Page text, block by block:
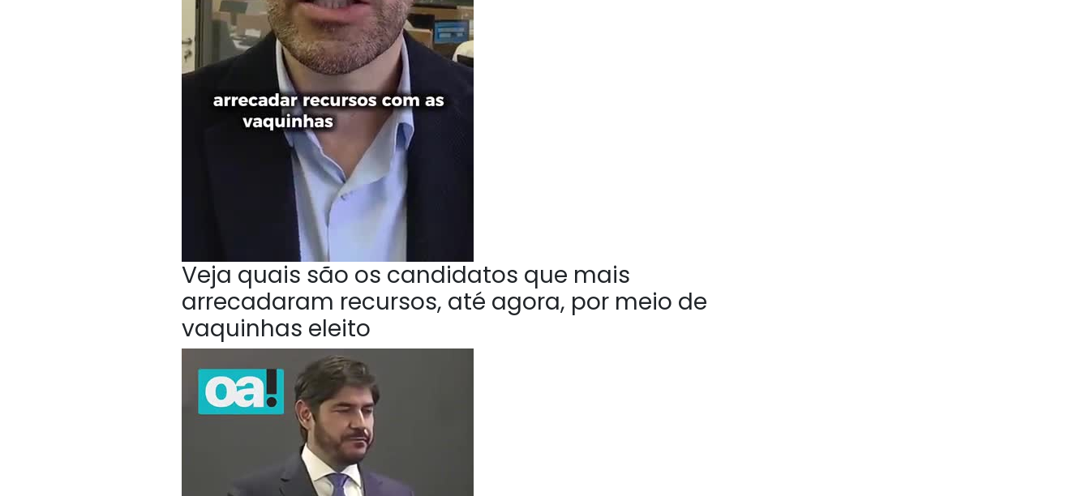
Veja quais são os candidatos que mais
arrecadaram recursos, até agora, por meio de
vaquinhas eleito